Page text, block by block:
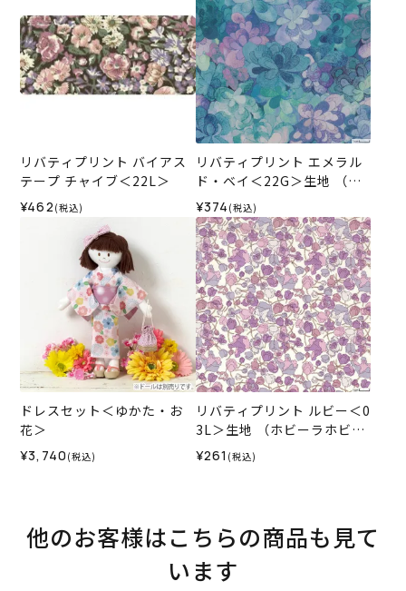
リバティプリント バイアス
テープ チャイブ＜22L＞
¥462 (税込)
リバティプリント エメラル
ド・ベイ＜22G＞生地 （ホ
ビーラホビーレオリジナ
ル）2026SS
¥374 (税込)
ドレスセット＜ゆかた・お
花＞
¥3,740 (税込)
リバティプリント ルビー＜0
3L＞生地 （ホビーラホビー
レオリジナル）2024ES
¥261 (税込)
他のお客様はこちらの商品も見て
います